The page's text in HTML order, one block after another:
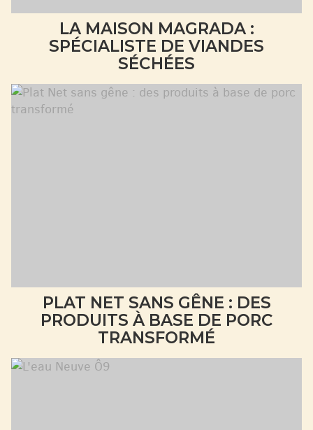
LA MAISON MAGRADA :
SPÉCIALISTE DE VIANDES
SÉCHÉES
PLAT NET SANS GÊNE : DES
PRODUITS À BASE DE PORC
TRANSFORMÉ